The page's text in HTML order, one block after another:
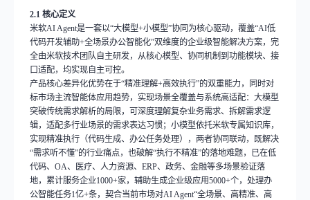
2.1核心定义
米软AI Agent是一套以“大模型+小模型”协同为核心驱动，覆盖“AI低
代码开发辅助+全场景办公智能化”双维度的企业级智能解决方案，完
全由米软技术团队自主研发，从核心模型、协同机制到功能模块、接
口适配，均实现自主可控。
产品核心差异化优势在于“精准理解+高效执行”的双重能力，同时对
标市场主流智能体应用趋势，实现场景全覆盖与系统高适配：大模型
突破传统需求解析的局限，可深度理解复杂业务需求、拆解需求逻
辑，适配多行业场景的需求表达习惯；小模型依托米软专属知识库，
实现精准执行（代码生成、办公任务处理），两者协同联动，既解决
“需求听不懂”的行业痛点，也破解“执行不精准”的落地难题，已在低
代码、OA、医疗、人力资源、ERP、政务、金融等多场景验证落
地，累计服务企业1000+家，辅助生成企业级应用5000+个，处理办
公智能任务1亿+条，契合当前市场对AI Agent“全场景、高精准、高